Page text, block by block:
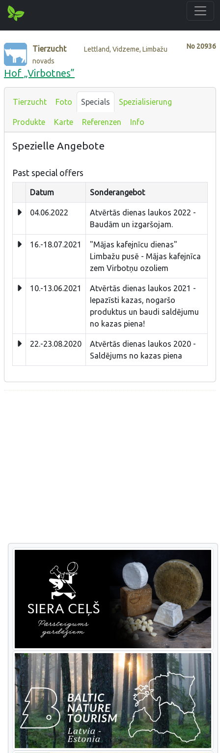
No 20936
Tierzucht
Lettland, Vidzeme, Limbažu
novads
Hof „Virbotnes”
Tierzucht Foto Specials Spezialisierung
Produkte Karte Referenzen Info
Spezielle Angebote
Past special offers
Datum Sonderangebot
04.06.2022
Atvērtās dienas laukos 2022 -
Baudām un izgaršojam.
16.-18.07.2021
"Mājas kafejnīcu dienas"
Limbažu pusē - Mājas kafejnīca
zem Virbotņu ozoliem
10.-13.06.2021
Atvērtās dienas laukos 2021 -
Iepazīsti kazas, nogaršo
produktus un baudi saldējumu
no kazas piena!
22.-23.08.2020
Atvērtās dienas laukos 2020 -
Saldējums no kazas piena